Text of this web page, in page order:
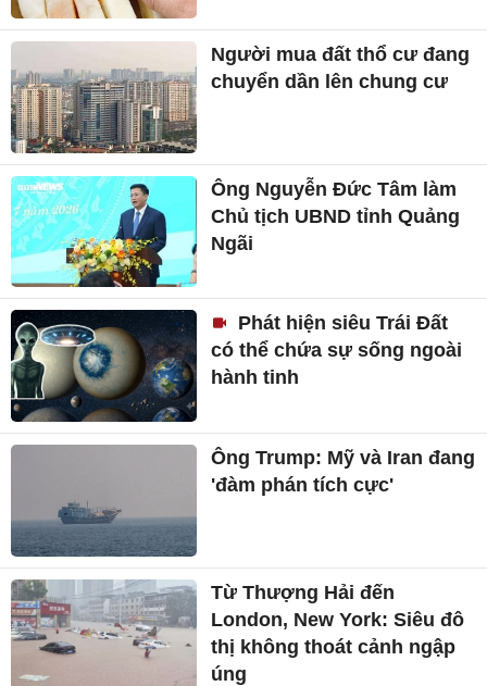
Người mua đất thổ cư đang
chuyển dần lên chung cư
Ông Nguyễn Đức Tâm làm
Chủ tịch UBND tỉnh Quảng
Ngãi
Phát hiện siêu Trái Đất
có thể chứa sự sống ngoài
hành tinh
Ông Trump: Mỹ và Iran đang
'đàm phán tích cực'
Từ Thượng Hải đến
London, New York: Siêu đô
thị không thoát cảnh ngập
úng